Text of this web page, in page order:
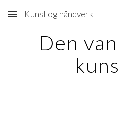
Skip to main content
Kunst og håndverk
Den